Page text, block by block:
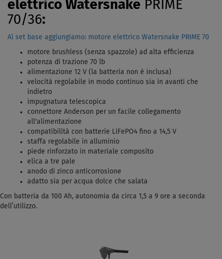
elettrico Watersnake PRIME
70/36:
Al set base aggiungiamo: motore elettrico Watersnake PRIME 70
motore brushless (senza spazzole) ad alta efficienza
potenza di trazione 70 lb
alimentazione 12 V (la batteria non è inclusa)
velocità regolabile in modo continuo sia in avanti che
indietro
impugnatura telescopica
connettore Anderson per un facile collegamento
all'alimentazione
compatibilità con batterie LiFePO4 fino a 14,5 V
staffa regolabile in alluminio
piede rinforzato in materiale composito
elica a tre pale
anodo di zinco anticorrosione
adatto sia per acqua dolce che salata
Con batteria da 100 Ah, autonomia da circa 1,5 a 9 ore a seconda
dell’utilizzo.